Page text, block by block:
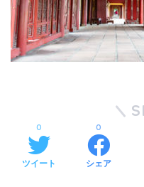
ツイート
0
シェア
0